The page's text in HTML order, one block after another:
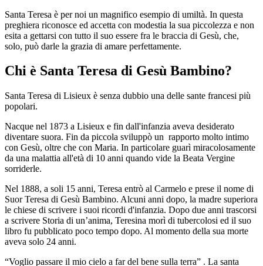
Santa Teresa è per noi un magnifico esempio di umiltà. In questa
preghiera riconosce ed accetta con modestia la sua piccolezza e non
esita a gettarsi con tutto il suo essere fra le braccia di Gesù, che,
solo, può darle la grazia di amare perfettamente.
Chi è Santa Teresa di Gesù Bambino?
Santa Teresa di Lisieux è senza dubbio una delle sante francesi più
popolari.
Nacque nel 1873 a Lisieux e fin dall'infanzia aveva desiderato
diventare suora. Fin da piccola sviluppò un rapporto molto intimo
con Gesù, oltre che con Maria. In particolare guarì miracolosamente
da una malattia all'età di 10 anni quando vide la Beata Vergine
sorriderle.
Nel 1888, a soli 15 anni, Teresa entrò al Carmelo e prese il nome di
Suor Teresa di Gesù Bambino. Alcuni anni dopo, la madre superiora
le chiese di scrivere i suoi ricordi d'infanzia. Dopo due anni trascorsi
a scrivere Storia di un’anima, Teresina morì di tubercolosi ed il suo
libro fu pubblicato poco tempo dopo. Al momento della sua morte
aveva solo 24 anni.
“Voglio passare il mio cielo a far del bene sulla terra” . La santa